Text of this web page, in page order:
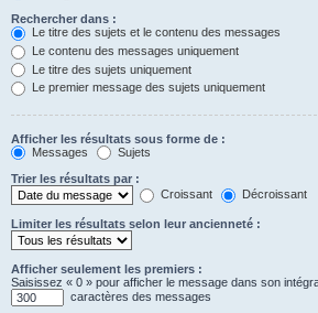
Rechercher dans :
Le titre des sujets et le contenu des messages
Le contenu des messages uniquement
Le titre des sujets uniquement
Le premier message des sujets uniquement
Afficher les résultats sous forme de :
Messages
Sujets
Trier les résultats par :
Croissant
Décroissant
Limiter les résultats selon leur ancienneté :
Afficher seulement les premiers :
Saisissez « 0 » pour afficher le message dans son
caractères des messages